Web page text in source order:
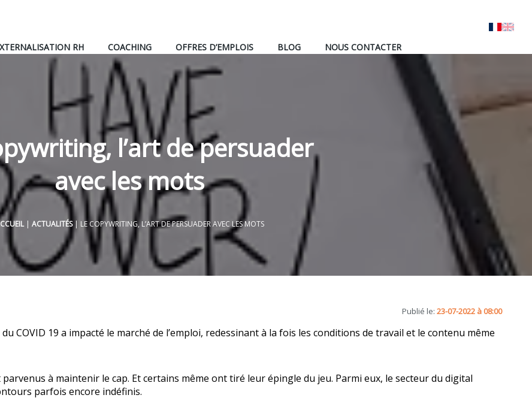
RH COACHING OFFRES D’EMPLOIS BLOG NOUS CONTACTER
l’art de persuader
avec les mots
| ACTUALITÉS| LE COPYWRITING, L’ART DE PERSUADER AVEC LES MOTS
Publié le: 23-07-2022 à 08:00
COVID 19 a impacté le marché de l’emploi, redessinant à la fois les conditions de travail et le contenu même
à maintenir le cap. Et certains même ont tiré leur épingle du jeu. Parmi eux, le secteur du digital
parfois encore indéfinis.